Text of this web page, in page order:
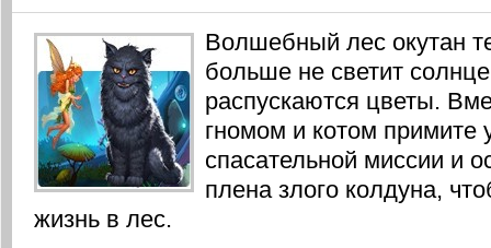
Волшебный лес окутан
больше не светит
распускаются цветы.
гномом и котом примите
спасательной миссии и
плена злого колдуна,
жизнь в лес.